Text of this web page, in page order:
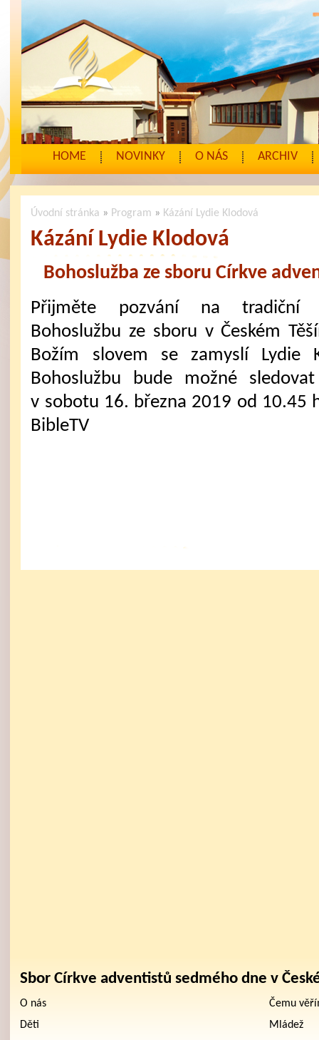
HOME NOVINKY O NÁS ARCHIV
Úvodní stránka » Program » Kázání Lydie Klodová
Kázání Lydie Klodová
Bohoslužba ze sboru Církve
Přijměte pozvání na tradiční
Bohoslužbu ze sboru v Českém
Božím slovem se zamyslí Lydie
Bohoslužbu bude možné
v sobotu 16. března 2019 od 10.45
BibleTV
Sbor Církve adventistů sedmého dne v
O nás
Čemu
Děti
Mládež